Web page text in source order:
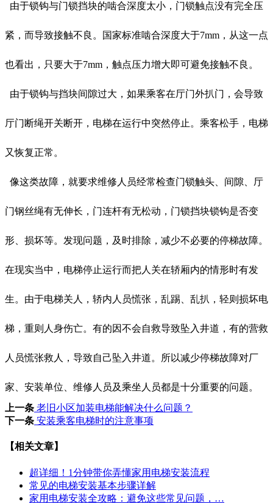
由于锁钩与门锁挡块的啮合深度太小，门锁触点没有完全压
紧，而导致接触不良。国家标准啮合深度大于7mm，从这一点
也看出，只要大于7mm，触点压力增大即可避免接触不良。
由于锁钩与挡块间隙过大，如果乘客在厅门外扒门，会导致
厅门断绳开关断开，电梯在运行中突然停止。乘客松手，电梯
又恢复正常。
像这类故障，就要求维修人员经常检查门锁触头、间隙、厅
门钢丝绳有无伸长，门连杆有无松动，门锁挡块锁钩是否变
形、损坏等。发现问题，及时排除，减少不必要的停梯故障。
在现实当中，电梯停止运行而把人关在轿厢内的情形时有发
生。由于电梯关人，轿内人员慌张，乱踢、乱扒，轻则损坏电
梯，重则人身伤亡。有的因不会自救导致坠入井道，有的营救
人员慌张救人，导致自己坠入井道。所以减少停梯故障对厂
家、安装单位、维修人员及乘坐人员都是十分重要的问题。
上一条 老旧小区加装电梯能解决什么问题？
下一条 安装乘客电梯时的注意事项
【相关文章】
超详细！1分钟带你弄懂家用电梯安装流程
常见的电梯安装基本步骤详解
家用电梯安装全攻略：避免这些常见问题，…